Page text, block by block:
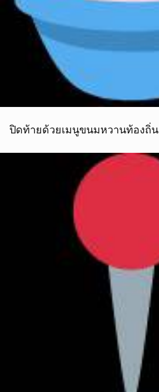
ปิดท้ายด้วยเมนูขนมหวานท้องถิ่น